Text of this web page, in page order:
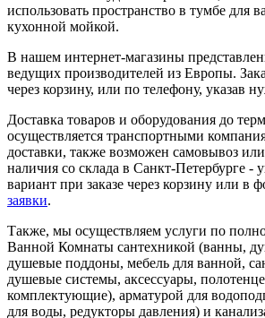
использовать пространство в тумбе для
кухонной мойкой.
В нашем интернет-магазины
ведущих производителей из Европы.
через корзину, или по телефону, указав
Доставка товаров и оборудования до
осуществляется транспортными
доставки, также возможен самовывоз или
наличия со склада в Санкт-Петербурге -
вариант при заказе через корзину или в
заявки.
Также, мы осуществляем услуги по
Ванной Комнаты сантехникой (ванны,
душевые поддоны, мебель для ванной,
душевые системы, аксессуары,
комплектующие), арматурой для
для воды, редукторы давления) и